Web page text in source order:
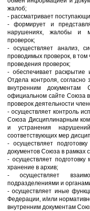
жалоб;
- рассматривает
- формирует и
нарушениях, жалобы и
проверок;
- осуществляет анализ,
проводимых проверок, в том
проведения проверок;
- обеспечивает
Отдела контроля, согласно
внутренним
официальном сайте Союза
проверок деятельности
- осуществляет контроль
Союза Дисциплинарным
и устранения
соответствующих мер
- осуществляет
документов Союза в рамках
- осуществляет
хранение в архив;
- осуществляет
подразделениями и
- осуществляет иные
Федерации, и/или
внутренним документам